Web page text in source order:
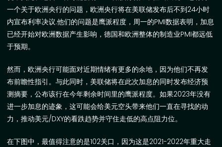
一个关于欧洲央行的问题，欧洲央行将在美联储发布后不到24小时
内宣布利率决议.他们的问题是鹰派程度，周一的PMI数据表明，加息
已经开始对欧洲数据产生影响，德国和欧洲整体的制造业PMI都远低
于预期。
然而，欧洲央行可能面对近期情绪有更多的余地，因为他们不再发
布前瞻性指引。与此同时，美联储将在此次加息的同时发布经济预
测摘要，公布该行在今年剩余时间里的鹰派程度。如果2023年没有
进一步加息的迹象，这可能会给美元空头带来他们一直在寻找的动
力，推动美元/DXY的看跌趋势并守住走低的高点阻力位。
在下图中，最值得注意的是102关口，因为这是2021-2022年重大走